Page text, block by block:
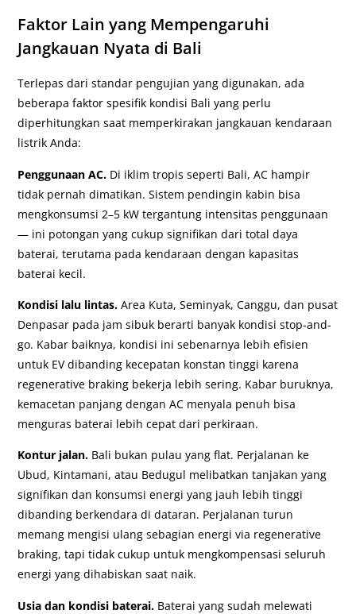
Faktor Lain yang Mempengaruhi
Jangkauan Nyata di Bali
Terlepas dari standar pengujian yang digunakan, ada
beberapa faktor spesifik kondisi Bali yang perlu
diperhitungkan saat memperkirakan jangkauan kendaraan
listrik Anda:
Penggunaan AC. Di iklim tropis seperti Bali, AC hampir
tidak pernah dimatikan. Sistem pendingin kabin bisa
mengkonsumsi 2–5 kW tergantung intensitas penggunaan
— ini potongan yang cukup signifikan dari total daya
baterai, terutama pada kendaraan dengan kapasitas
baterai kecil.
Kondisi lalu lintas. Area Kuta, Seminyak, Canggu, dan pusat
Denpasar pada jam sibuk berarti banyak kondisi stop-and-
go. Kabar baiknya, kondisi ini sebenarnya lebih efisien
untuk EV dibanding kecepatan konstan tinggi karena
regenerative braking bekerja lebih sering. Kabar buruknya,
kemacetan panjang dengan AC menyala penuh bisa
menguras baterai lebih cepat dari perkiraan.
Kontur jalan. Bali bukan pulau yang flat. Perjalanan ke
Ubud, Kintamani, atau Bedugul melibatkan tanjakan yang
signifikan dan konsumsi energi yang jauh lebih tinggi
dibanding berkendara di dataran. Perjalanan turun
memang mengisi ulang sebagian energi via regenerative
braking, tapi tidak cukup untuk mengkompensasi seluruh
energi yang dihabiskan saat naik.
Usia dan kondisi baterai. Baterai yang sudah melewati